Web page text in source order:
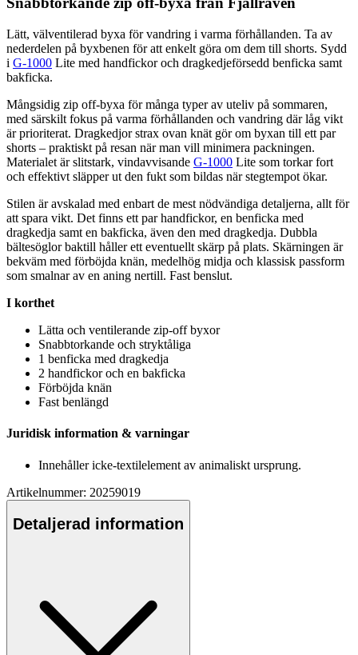
Lätt, välventilerad byxa för vandring i varma förhållanden. Ta av
nederdelen på byxbenen för att enkelt göra om dem till shorts. Sydd
i G-1000 Lite med handfickor och dragkedjeförsedd benficka samt
bakficka.
Mångsidig zip off-byxa för många typer av uteliv på sommaren,
med särskilt fokus på varma förhållanden och vandring där låg vikt
är prioriterat. Dragkedjor strax ovan knät gör om byxan till ett par
shorts – praktiskt på resan när man vill minimera packningen.
Materialet är slitstark, vindavvisande G-1000 Lite som torkar fort
och effektivt släpper ut den fukt som bildas när stegtempot ökar.
Stilen är avskalad med enbart de mest nödvändiga detaljerna, allt för
att spara vikt. Det finns ett par handfickor, en benficka med
dragkedja samt en bakficka, även den med dragkedja. Dubbla
bältesöglor baktill håller ett eventuellt skärp på plats. Skärningen är
bekväm med förböjda knän, medelhög midja och klassisk passform
som smalnar av en aning nertill. Fast benslut.
I korthet
Lätta och ventilerande zip-off byxor
Snabbtorkande och stryktåliga
1 benficka med dragkedja
2 handfickor och en bakficka
Förböjda knän
Fast benlängd
Juridisk information & varningar
Innehåller icke-textilelement av animaliskt ursprung.
Artikelnummer: 20259019
Detaljerad information